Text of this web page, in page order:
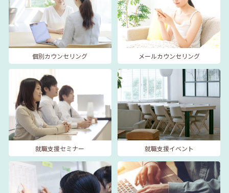
個別カウンセリング メールカウンセリング
就職支援セミナー 就職支援イベント